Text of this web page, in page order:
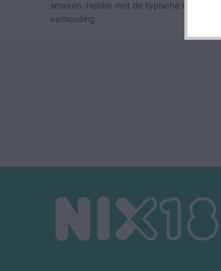
smaken. Helder met de typische
verhouding.